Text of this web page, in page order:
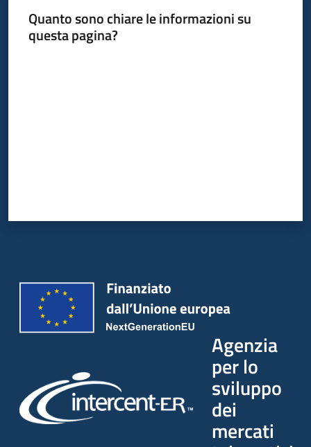
Quanto sono chiare le informazioni su
questa pagina?
Agenzia
per lo
sviluppo
dei
mercati